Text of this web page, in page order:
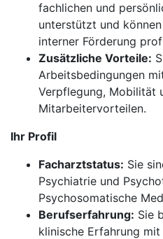
fachlichen und
unterstützt und
interner Förderung
Zusätzliche Vorteile:
Arbeitsbedingungen
Verpflegung, Mobilität
Mitarbeitervorteilen.
Ihr Profil
Facharztstatus: Sie
Psychiatrie und
Psychosomatische
Berufserfahrung: Sie
klinische Erfahrung